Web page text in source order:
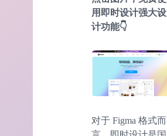
用即时设计强大设
计功能👇
对于 Figma 格式而